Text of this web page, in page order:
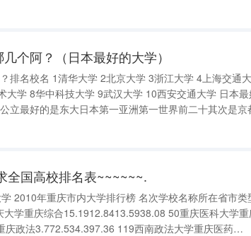
个阿？（日本最好的大学）
京大学 3浙江大学 4上海交通大学 5
立最好的是东大日本第一亚洲第一世界前二十其次是京
应并称双雄论排名排在前
全国高校排名表~~~~~~.
2010年重庆市内大学排行榜 名次学校名称所在省市类
学重庆综合15.1912.8413.5938.08 50重庆医科大学重
政法3.772.534.397.36 119西南政法大学重庆医药